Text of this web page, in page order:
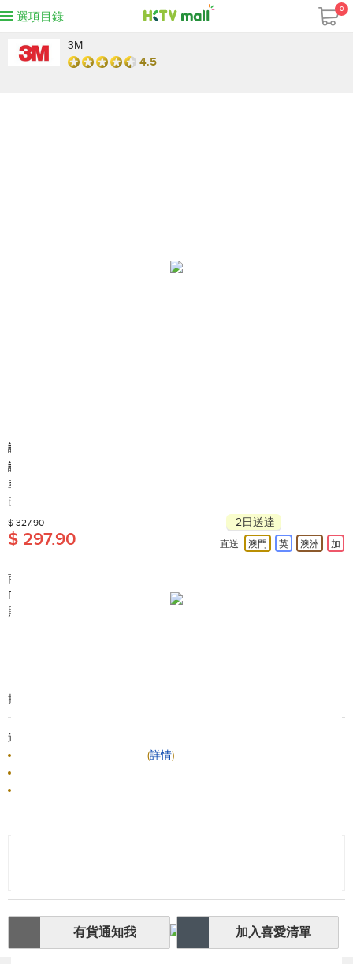
選項目錄
0
3M
4.5
護多樂™
護多樂™ 強效舒適護膝 (1039LP)
產地: 墨西哥
已售出 1,000+
$ 327.90
$ 297.90
2日送達
直送 澳門 英 澳洲 加
商品簡介:
FUTURO 強效舒適型護膝，採用纏繞式設計，並設有凝賿軟墊，
貼身舒適!
搜尋編號︰A64092
送貨/退貨:
(詳情)
有貨通知我 加入喜愛清單